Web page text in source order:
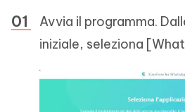
Avvia il programma.
iniziale, seleziona